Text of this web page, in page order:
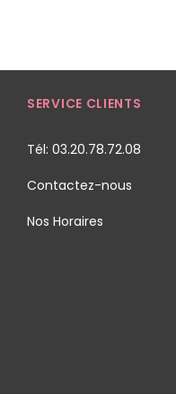
SERVICE CLIENTS
Tél: 03.20.78.72.08
Contactez-nous
Nos Horaires